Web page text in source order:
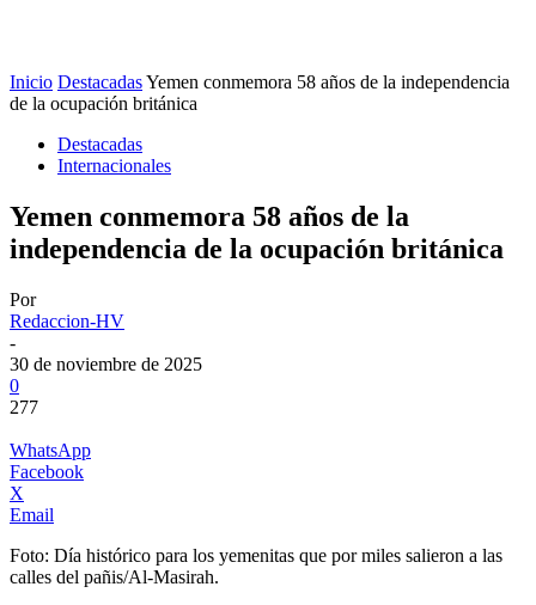
Inicio DestacadasYemen conmemora 58 años de la independencia
de la ocupación británica
Destacadas
Internacionales
Yemen conmemora 58 años de la
independencia de la ocupación británica
Por
Redaccion-HV
-
30 de noviembre de 2025
0
277
WhatsApp
Facebook
X
Email
Foto: Día histórico para los yemenitas que por miles salieron a las
calles del pañis/Al-Masirah.